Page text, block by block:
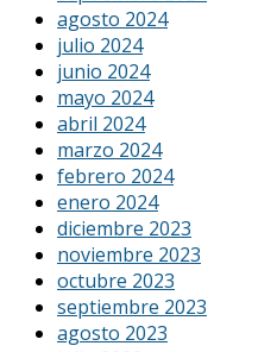
agosto 2024
julio 2024
junio 2024
mayo 2024
abril 2024
marzo 2024
febrero 2024
enero 2024
diciembre 2023
noviembre 2023
octubre 2023
septiembre 2023
agosto 2023